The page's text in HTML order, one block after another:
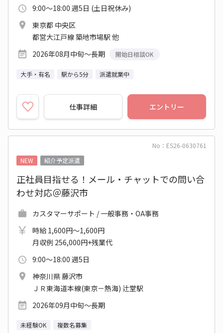
9:00～18:00 週5日 (土日祝休み)
東京都 中央区
都営大江戸線 築地市場駅 他
2026年08月中旬～長期
開始日相談OK
大手・有名 駅から5分 派遣就業中
仕事詳細 エントリー
No：ES26-0630761
NEW
紹介予定派遣
正社員目指せる！メール・チャットでの問い合
わせ対応＠藤沢市
カスタマーサポート / 一般事務・OA事務
時給 1,600円～1,600円
月収例 256,000円+残業代
9:00～18:00 週5日
神奈川県 藤沢市
ＪＲ東海道本線(東京－熱海) 辻堂駅
2026年09月中旬～長期
未経験OK 複数名募集